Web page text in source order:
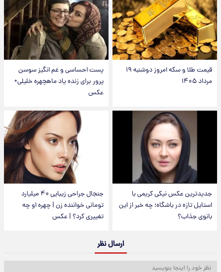
قیمت طلا و سکه امروز دوشنبه ۱۹
مرداد ۱۴۰۵
پست احساسی و غم انگیز سوسن
پرور برای زنده یاد ماهچهره خلیلی+
عکس
جدیدترین عکس نیکی کریمی با
استایل تازه در باشگاه؛ چه خبر از این
بانوی جذاب؟
جنجال جراحی زیبایی ۴۰ میلیارد
تومانی خواننده زن | چهره او چه
تغییری کرد؟ | عکس
ارسال نظر